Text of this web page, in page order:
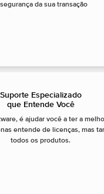
segurança da sua transação
Suporte Especializado
que Entende Você
é ajudar você a ter a
entende de licenças, mas
todos os produtos.